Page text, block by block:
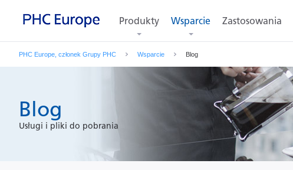
Produkty Wsparcie Zastosowania
PHC Europe, członek Grupy PHC Wsparcie Blog
Blog
Usługi i pliki do pobrania